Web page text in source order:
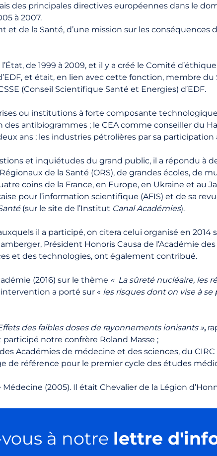
des principales directives européennes dans le
à 2007.
et de la Santé, d’une mission sur les conséquences
de 1999 à 2009, et il y a créé le Comité
et était, en lien avec cette fonction, membre du
(Conseil Scientifique Santé et Energies) d’EDF.
ou institutions à forte composante
antibiogrammes ; le CEA comme conseiller du
ans ; les industries pétrolières par sa participation
et inquiétudes du grand public, il a répondu à
de la Santé (ORS), de grandes écoles, de
coins de la France, en Europe, en Ukraine et au
pour l’information scientifique (AFIS) et de sa
(sur le site de l’Institut Canal Académies).
il a participé, on citera celui organisé en 2014
Président Honoris Causa de l’Académie
et des technologies, ont également contribué.
(2016) sur le thème « La sûreté nucléaire, les
a porté sur « les risques dont on vise à
Effets des faibles doses de rayonnements ionisants »,
notre confrère Roland Masse ;
Académies de médecine et des sciences, du
de référence pour le premier cycle des études
(2005). Il était Chevalier de la Légion
à notre lettre